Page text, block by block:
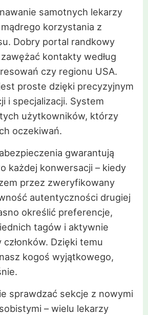
samotnych lekarzy
korzystania z
Dobry portal randkowy
kontakty według
czy regionu USA.
proste dzięki precyzyjnym
i specjalizacji. System
użytkowników, którzy
oczekiwań.
gwarantują
każdej konwersacji – kiedy
przez zweryfikowany
autentyczności drugiej
określić preferencje,
tagów i aktywnie
Dzięki temu
kogoś wyjątkowego,
sprawdzać sekcje z nowymi
– wielu lekarzy